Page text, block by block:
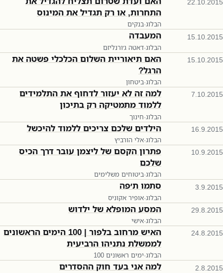
התחרות, או רק תגדיל את המינוס
הבלוג·בנקים
15.10.2015 המעבדה
הבלוג·דאטה ג׳ורנליזם
15.10.2015
האם תיאוריית השלום הכלכלי פשטה את
הרגל?
הבלוג·ביטחון
7.10.2015
למה זה לא יעזור לדחוף את התלמידים
ללמוד מתמטיקה רק בתיכון
הבלוג·חינוך
16.9.2015 הילדים שלכם צריכים ללמוד להיכשל
הבלוג·אלי הורביץ
10.9.2015
פתרון הקסם של ליצמן עובר דרך הכיס
שלכם
הבלוג·ביטוחים משלימים
3.9.2015 סתמו ת׳פה
הבלוג·אופיר אקוניס
29.8.2015 המסע המופלא של ילדוש
הבלוג·אישי
24.8.2015
האיש מרחוב בלפור | 100 הימים הראשונים
לממשלת נתניהו הרביעית
הבלוג·100 ימים ראשונים
2.8.2015 למה אני בעד חוק ההסדרים